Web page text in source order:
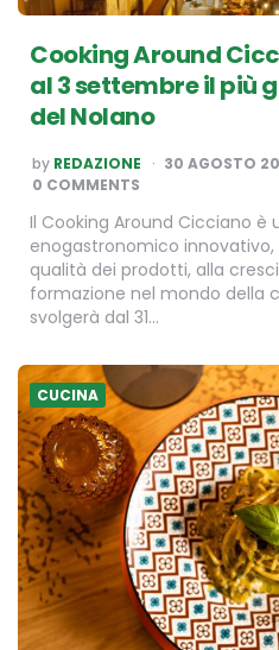
Cooking Around
al 3 settembre il più
del Nolano
POSTED
BY
by REDAZIONE 30 AGOSTO
0 COMMENTS
Il Cooking Around Cicciano è
enogastronomico
qualità dei prodotti, alla
formazione nel mondo della
svolgerà dal 31…
CUCINA